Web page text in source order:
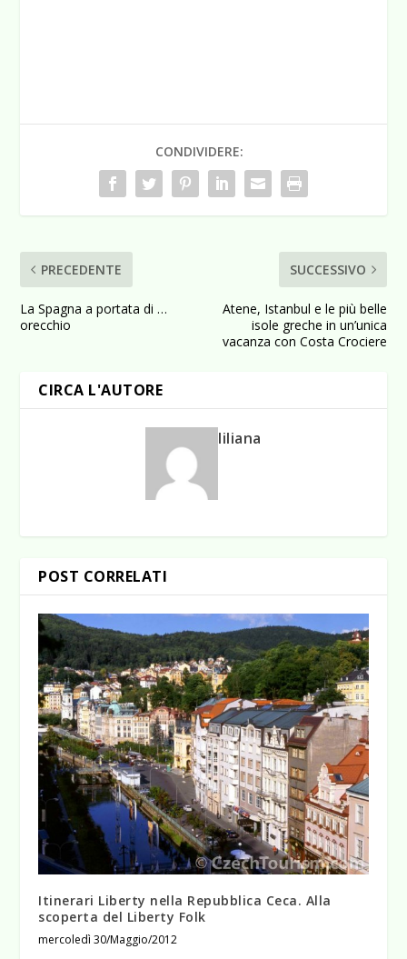
CONDIVIDERE:
PRECEDENTE
La Spagna a portata di …
orecchio
SUCCESSIVO
Atene, Istanbul e le più belle
isole greche in un’unica
vacanza con Costa Crociere
CIRCA L'AUTORE
liliana
POST CORRELATI
Itinerari Liberty nella Repubblica Ceca. Alla
scoperta del Liberty Folk
mercoledì 30/Maggio/2012